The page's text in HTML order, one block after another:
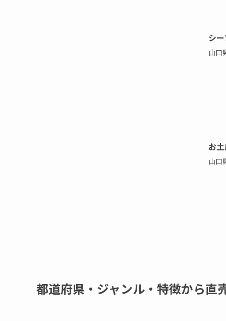
シ
山口
お
山口
都道府県・ジャンル・特徴から直